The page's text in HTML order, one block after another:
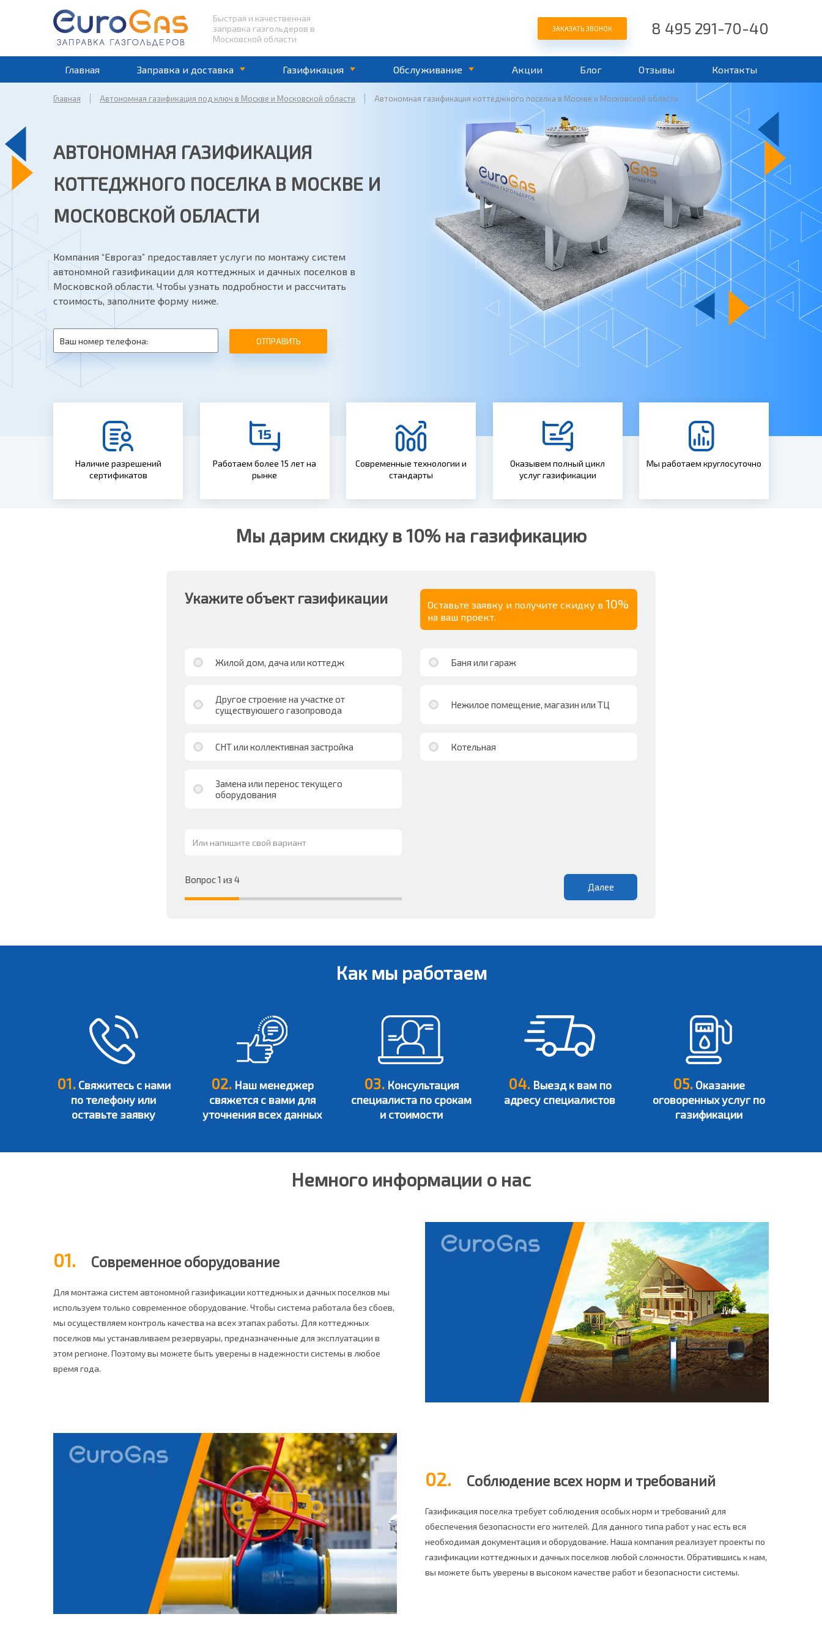
Быстрая и качественная
заправка газгольдеров в
Московской области
ЗАКАЗАТЬ ЗВОНОК 8 495 291-70-40
Главная Заправка и доставка Газификация Обслуживание Акции Блог Отзывы Контакты
Главная Автономная газификация под ключ в Москве и Московской области Автономная газификация коттеджного поселка в Москве и Московской области
АВТОНОМНАЯ ГАЗИФИКАЦИЯ
КОТТЕДЖНОГО ПОСЕЛКА В МОСКВЕ И
МОСКОВСКОЙ ОБЛАСТИ
Компания “Еврогаз” предоставляет услуги по монтажу систем
автономной газификации для коттеджных и дачных поселков в
Московской области. Чтобы узнать подробности и рассчитать
стоимость, заполните форму ниже.
ОТПРАВИТЬ
Наличие разрешений
сертификатов
Работаем более 15 лет на
рынке
Современные технологии и
стандарты
Оказывем полный цикл
услуг газификации
Мы работаем круглосуточно
Мы дарим скидку в 10% на газификацию
Укажите объект газификации Оставьте заявку и получите скидку в 10%
на ваш проект.
Жилой дом, дача или коттедж Баня или гараж
Другое строение на участке от
существуюшего газопровода
Нежилое помещение, магазин или ТЦ
СНТ или коллективная застройка Котельная
Замена или перенос текущего
оборудования
Вопрос 1 из 4
Далее
Как мы работаем
01.Свяжитесь с нами
по телефону или
оставьте заявку
02.Наш менеджер
свяжется с вами для
уточнения всех данных
03.Консультация
специалиста по срокам
и стоимости
04.Выезд к вам по
адресу специалистов
05.Оказание
оговоренных услуг по
газификации
Немного информации о нас
01. Современное оборудование
Для монтажа систем автономной газификации коттеджных и дачных поселков мы
используем только современное оборудование. Чтобы система работала без сбоев,
мы осуществляем контроль качества на всех этапах работы. Для коттеджных
поселков мы устанавливаем резервуары, предназначенные для эксплуатации в
этом регионе. Поэтому вы можете быть уверены в надежности системы в любое
время года.
02. Соблюдение всех норм и требований
Газификация поселка требует соблюдения особых норм и требований для
обеспечения безопасности его жителей. Для данного типа работ у нас есть вся
необходимая документация и оборудование. Наша компания реализует проекты по
газификации коттеджных и дачных поселков любой сложности. Обратившись к нам,
вы можете быть уверены в высоком качестве работ и безопасности системы.